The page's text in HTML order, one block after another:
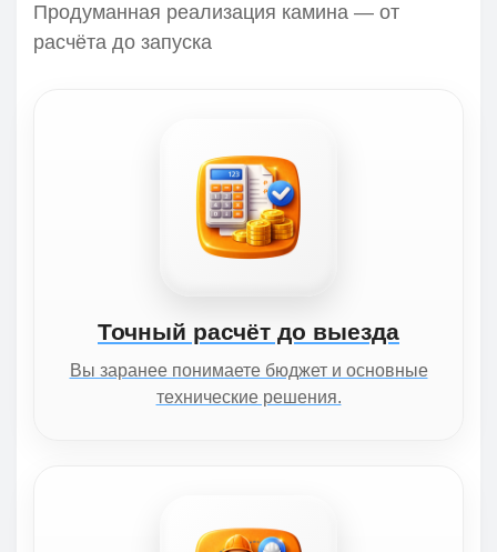
Продуманная реализация камина — от
расчёта до запуска
Точный расчёт до выезда
Вы заранее понимаете бюджет и основные
технические решения.